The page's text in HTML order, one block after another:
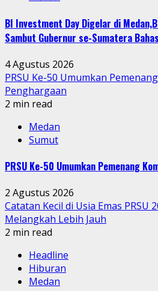
BI Investment Day Digelar di
Sambut Gubernur se-Sumatera
4 Agustus 2026
PRSU Ke-50 Umumkan
Penghargaan
2 min read
Medan
Sumut
PRSU Ke-50 Umumkan Pemenang
2 Agustus 2026
Catatan Kecil di Usia Emas PRSU
Melangkah Lebih Jauh
2 min read
Headline
Hiburan
Medan